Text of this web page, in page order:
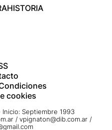
HISTORIA
cookies
Septiembre 1993
/ vpignaton@dib.com.ar /